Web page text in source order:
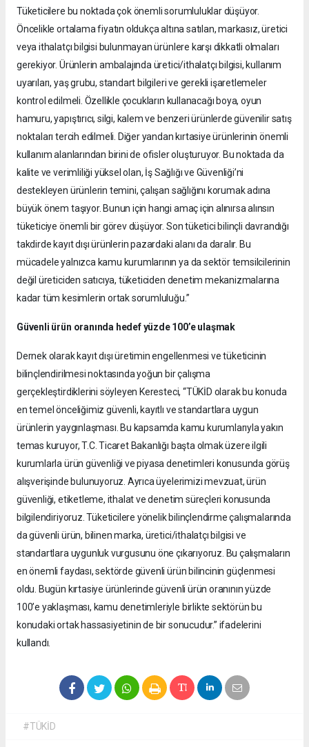
Tüketicilere bu noktada çok önemli sorumluluklar düşüyor.
Öncelikle ortalama fiyatın oldukça altına satılan, markasız, üretici
veya ithalatçı bilgisi bulunmayan ürünlere karşı dikkatli olmaları
gerekiyor. Ürünlerin ambalajında üretici/ithalatçı bilgisi, kullanım
uyarıları, yaş grubu, standart bilgileri ve gerekli işaretlemeler
kontrol edilmeli. Özellikle çocukların kullanacağı boya, oyun
hamuru, yapıştırıcı, silgi, kalem ve benzeri ürünlerde güvenilir satış
noktaları tercih edilmeli. Diğer yandan kırtasiye ürünlerinin önemli
kullanım alanlarından birini de ofisler oluşturuyor. Bu noktada da
kalite ve verimliliği yüksel olan, İş Sağlığı ve Güvenliği’ni
destekleyen ürünlerin temini, çalışan sağlığını korumak adına
büyük önem taşıyor. Bunun için hangi amaç için alınırsa alınsın
tüketiciye önemli bir görev düşüyor. Son tüketici bilinçli davrandığı
takdirde kayıt dışı ürünlerin pazardaki alanı da daralır. Bu
mücadele yalnızca kamu kurumlarının ya da sektör temsilcilerinin
değil üreticiden satıcıya, tüketiciden denetim mekanizmalarına
kadar tüm kesimlerin ortak sorumluluğu.”
Güvenli ürün oranında hedef yüzde 100’e ulaşmak
Dernek olarak kayıt dışı üretimin engellenmesi ve tüketicinin
bilinçlendirilmesi noktasında yoğun bir çalışma
gerçekleştirdiklerini söyleyen Keresteci, “TÜKİD olarak bu konuda
en temel önceliğimiz güvenli, kayıtlı ve standartlara uygun
ürünlerin yaygınlaşması. Bu kapsamda kamu kurumlarıyla yakın
temas kuruyor, T.C. Ticaret Bakanlığı başta olmak üzere ilgili
kurumlarla ürün güvenliği ve piyasa denetimleri konusunda görüş
alışverişinde bulunuyoruz. Ayrıca üyelerimizi mevzuat, ürün
güvenliği, etiketleme, ithalat ve denetim süreçleri konusunda
bilgilendiriyoruz. Tüketicilere yönelik bilinçlendirme çalışmalarında
da güvenli ürün, bilinen marka, üretici/ithalatçı bilgisi ve
standartlara uygunluk vurgusunu öne çıkarıyoruz. Bu çalışmaların
en önemli faydası, sektörde güvenli ürün bilincinin güçlenmesi
oldu. Bugün kırtasiye ürünlerinde güvenli ürün oranının yüzde
100’e yaklaşması, kamu denetimleriyle birlikte sektörün bu
konudaki ortak hassasiyetinin de bir sonucudur.” ifadelerini
kullandı.
#TÜKİD